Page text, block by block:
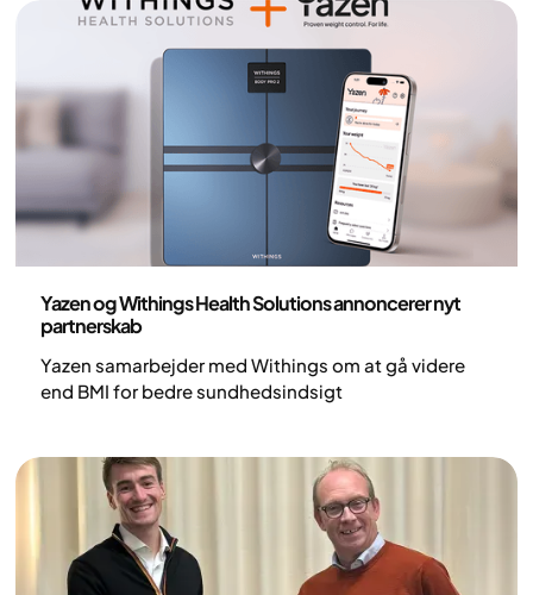
Yazen og Withings Health Solutions annoncerer nyt
partnerskab
Yazen samarbejder med Withings om at gå videre
end BMI for bedre sundhedsindsigt